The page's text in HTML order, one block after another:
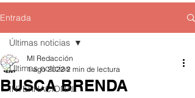
Entrada
Últimas noticias
INTERNACIONAL
Últimas noticias
BUSCA BRENDA
MI Redacción
1 ago 2022 2 min de lectura